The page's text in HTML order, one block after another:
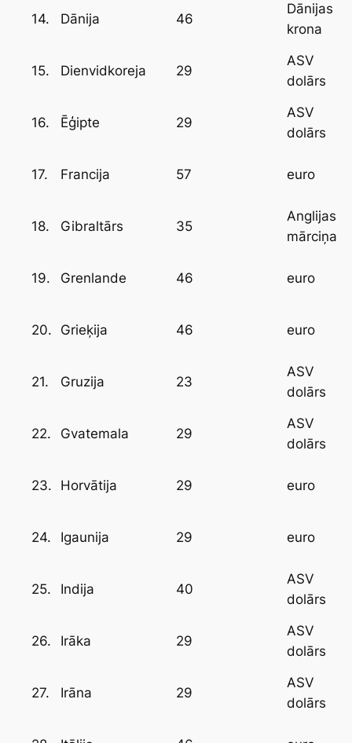
14. Dānija 46
Dānijas
krona
15. Dienvidkoreja 29
ASV
dolārs
16. Ēģipte 29
ASV
dolārs
17. Francija 57 euro
18. Gibraltārs 35
Anglijas
mārciņa
19. Grenlande 46 euro
20. Grieķija 46 euro
21. Gruzija 23
ASV
dolārs
22. Gvatemala 29
ASV
dolārs
23. Horvātija 29 euro
24. Igaunija 29 euro
25. Indija 40
ASV
dolārs
26. Irāka 29
ASV
dolārs
27. Irāna 29
ASV
dolārs